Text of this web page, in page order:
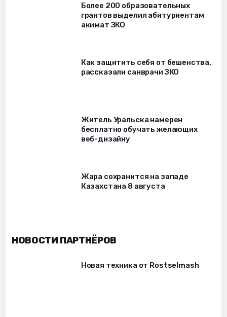
Более 200 образовательных
грантов выделил абитуриентам
акимат ЗКО
Как защитить себя от бешенства,
рассказали санврачи ЗКО
Житель Уральска намерен
бесплатно обучать желающих
веб-дизайну
Жара сохранится на западе
Казахстана 8 августа
НОВОСТИ ПАРТНЁРОВ
Новая техника от Rostselmash